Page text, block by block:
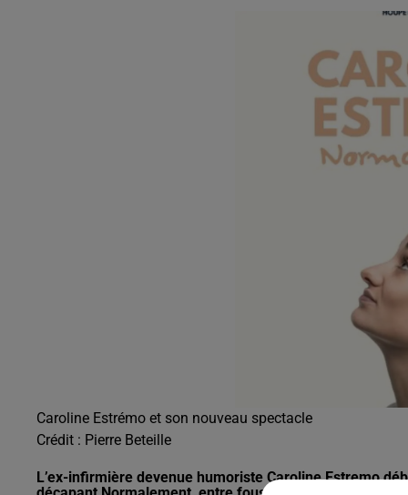
Caroline Estrémo et son nouveau spectacle
Crédit : Pierre Beteille
L’ex-infirmière devenue humoriste Caroline Estremo